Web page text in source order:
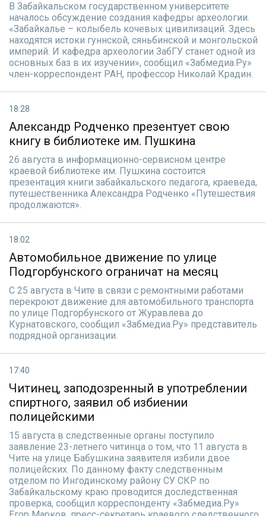
В Забайкальском государственном университете
началось обсуждение создания кафедры археологии.
«Забайкалье – колыбель кочевых цивилизаций. Здесь
находятся истоки гуннской, сяньбинской и монгольской
империй. И кафедра археологии ЗабГУ станет одной из
основных баз в их изучении», сообщил «Забмедиа.Ру»
член-корреспондент РАН, профессор Николай Крадин.
18:28
Александр Родченко презентует свою
книгу в библиотеке им. Пушкина
26 августа в информационно-сервисном центре
краевой библиотеке им. Пушкина состоится
презентация книги забайкальского педагога, краеведа,
путешественника Александра Родченко «Путешествия
продолжаются».
18:02
Автомобильное движение по улице
Подгорбунского ограничат на месяц
С 25 августа в Чите в связи с ремонтными работами
перекроют движение для автомобильного транспорта
по улице Подгорбунского от Журавлева до
Курнатовского, сообщил «Забмедиа.Ру» представитель
подрядной организации.
17:40
Читинец, заподозренный в употреблении
спиртного, заявил об избиении
полицейскими
15 августа в следственные органы поступило
заявление 23-летнего читинца о том, что 11 августа в
Чите на улице Бабушкина заявителя избили двое
полицейских. По данному факту следственным
отделом по Ингодинскому району СУ СКР по
Забайкальскому краю проводится доследственная
проверка, сообщил корреспонденту «Забмедиа.Ру»